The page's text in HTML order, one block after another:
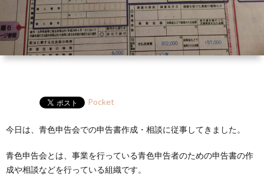
Pocket
今日は、青色申告会での申告書作成・相談に従事してきました。
青色申告会とは、事業を行っている青色申告者のための申告書の作
成や相談などを行っている組織です。